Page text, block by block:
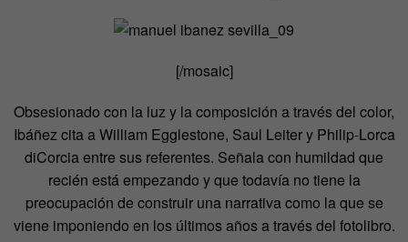
[/mosaic]
Obsesionado con la luz y la composición a través del color,
Ibáñez cita a William Egglestone, Saul Leiter y Philip-Lorca
diCorcia entre sus referentes. Señala con humildad que
recién está empezando y que todavía no tiene la
preocupación de construir una narrativa como la que se
viene imponiendo en los últimos años a través del fotolibro.